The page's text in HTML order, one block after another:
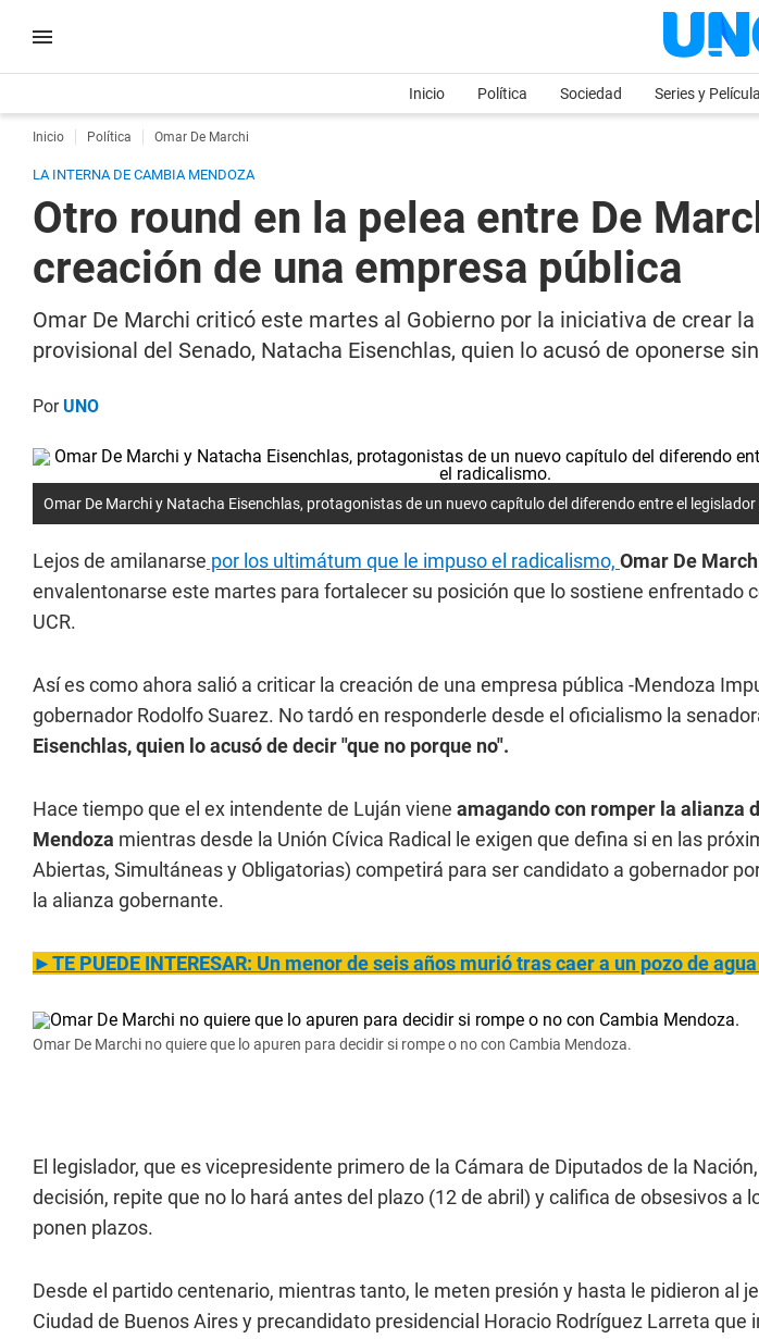
Inicio Política Sociedad Series y
Inicio Política Omar De Marchi
LA INTERNA DE CAMBIA MENDOZA
Otro round en la pelea entre De
creación de una empresa pública
Omar De Marchi criticó este martes al Gobierno por la iniciativa de crear
provisional del Senado, Natacha Eisenchlas, quien lo acusó de oponerse
PorUNO
Omar De Marchi y Natacha Eisenchlas, protagonistas de un nuevo capítulo del diferendo entre el
Lejos de amilanarse por los ultimátum que le impuso el radicalismo, Omar De
envalentonarse este martes para fortalecer su posición que lo sostiene enfrentado
UCR.
Así es como ahora salió a criticar la creación de una empresa pública -Mendoza
gobernador Rodolfo Suarez. No tardó en responderle desde el oficialismo la
Eisenchlas, quien lo acusó de decir "que no porque no".
Hace tiempo que el ex intendente de Luján viene amagando con romper la alianza
Mendoza mientras desde la Unión Cívica Radical le exigen que defina si en las
Abiertas, Simultáneas y Obligatorias) competirá para ser candidato a gobernador
la alianza gobernante.
►TE PUEDE INTERESAR: Un menor de seis años murió tras caer a un pozo de
Omar De Marchi no quiere que lo apuren para decidir si rompe o no con Cambia Mendoza.
El legislador, que es vicepresidente primero de la Cámara de Diputados de la
decisión, repite que no lo hará antes del plazo (12 de abril) y califica de obsesivos a
ponen plazos.
Desde el partido centenario, mientras tanto, le meten presión y hasta le pidieron al
Ciudad de Buenos Aires y precandidato presidencial Horacio Rodríguez Larreta que